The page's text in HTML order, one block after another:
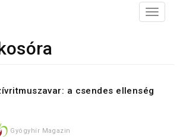
Toggle
a csendes ellenség
Gyógyhír Magazin